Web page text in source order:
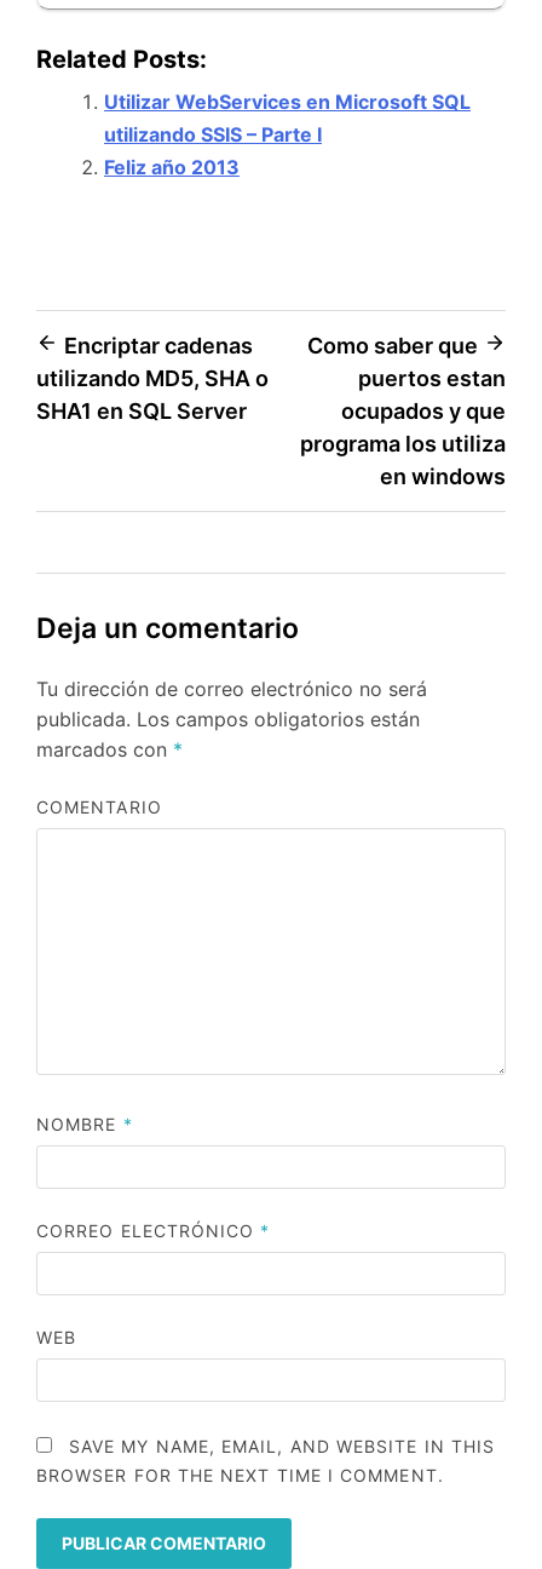
Related Posts:
Utilizar WebServices en Microsoft SQL
utilizando SSIS – Parte I
Feliz año 2013
Navegación
de
Encriptar cadenas
utilizando MD5, SHA o
SHA1 en SQL Server
Como saber que
puertos estan
ocupados y que
programa los utiliza
en windows
Deja un comentario
Tu dirección de correo electrónico no será
publicada. Los campos obligatorios están
marcados con *
COMENTARIO
NOMBRE *
CORREO ELECTRÓNICO *
WEB
SAVE MY NAME, EMAIL, AND WEBSITE IN THIS
BROWSER FOR THE NEXT TIME I COMMENT.